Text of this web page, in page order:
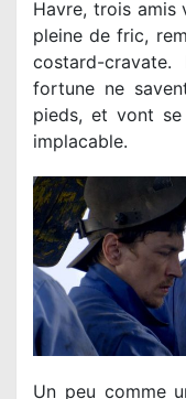
Havre, trois amis
pleine de fric,
costard-
fortune ne
pieds, et vont se
implacable.
Un peu comme